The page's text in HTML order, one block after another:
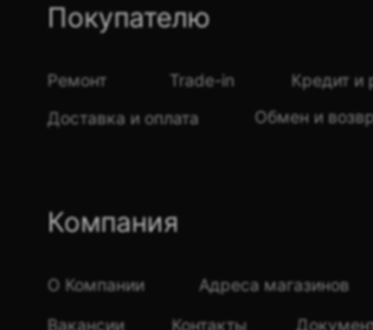
Покупателю
Ремонт Trade-in Кредит и
Доставка и оплата
Обмен и
Компания
О Компании Адреса магазинов
Вакансии
Контакты